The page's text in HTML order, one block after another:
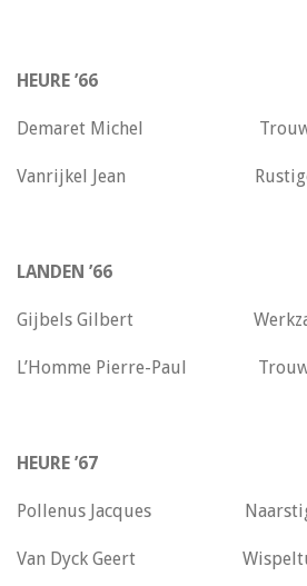
HEURE ’66
Demaret Michel Trouwe
Vanrijkel Jean Rustige
LANDEN ’66
Gijbels Gilbert
L’Homme Pierre-Paul
HEURE ’67
Pollenus Jacques
Van Dyck Geert